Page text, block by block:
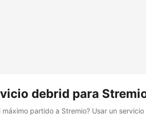
debrid para
máximo partido a Stremio? Usar un